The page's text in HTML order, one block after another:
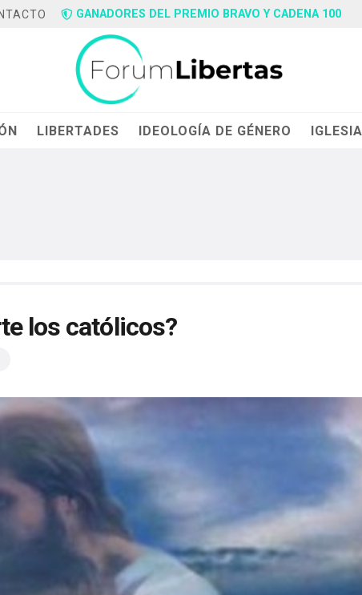
GANADORES DEL PREMIO BRAVO Y CADENA 100
LIBERTADES IDEOLOGÍA DE GÉNERO IGLESIA
los católicos?